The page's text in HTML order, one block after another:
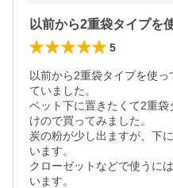
5
以前から2重袋タイプを使
ていました。
ベット下に置きたくて2重
けので買ってみました。
炭の粉が少し出ますが、下
います。
クローゼットなどで使うに
います。